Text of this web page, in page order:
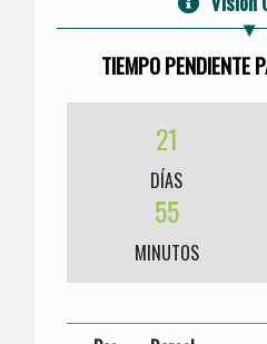
TIEMPO PENDIENTE
21
DÍAS
55
MINUTOS